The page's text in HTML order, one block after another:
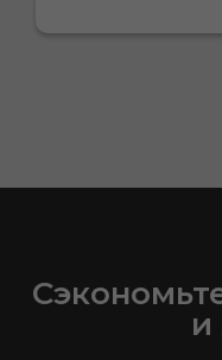
и